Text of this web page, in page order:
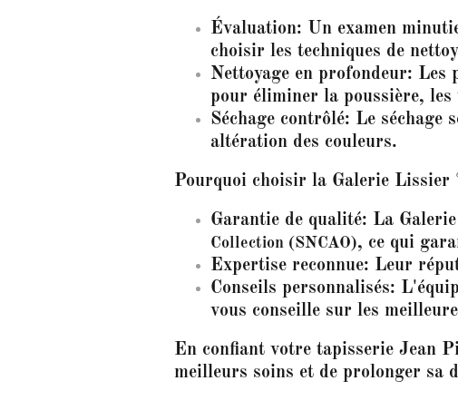
Évaluation: Un examen
choisir les techniques de
Nettoyage en profondeur: Les
pour éliminer la poussière, les
Séchage contrôlé: Le
altération des couleurs.
Pourquoi choisir la Galerie Lissier
Garantie de qualité: La
Collection (SNCAO), ce qui
Expertise reconnue: Leur
Conseils personnalisés:
vous conseille sur les
En confiant votre tapisserie Jean
meilleurs soins et de prolonger sa